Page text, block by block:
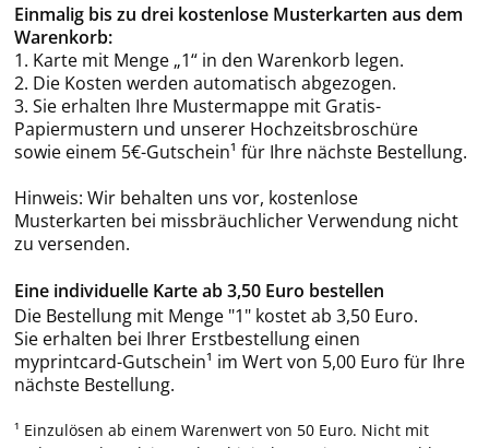
Einmalig bis zu drei kostenlose Musterkarten aus dem
Warenkorb:
1. Karte mit Menge „1“ in den Warenkorb legen.
2. Die Kosten werden automatisch abgezogen.
3. Sie erhalten Ihre Mustermappe mit Gratis-
Papiermustern und unserer Hochzeitsbroschüre
sowie einem 5€-Gutschein¹ für Ihre nächste Bestellung.
Hinweis: Wir behalten uns vor, kostenlose
Musterkarten bei missbräuchlicher Verwendung nicht
zu versenden.
Eine individuelle Karte ab 3,50 Euro bestellen
Die Bestellung mit Menge "1" kostet ab 3,50 Euro.
Sie erhalten bei Ihrer Erstbestellung einen
myprintcard-Gutschein¹ im Wert von 5,00 Euro für Ihre
nächste Bestellung.
¹ Einzulösen ab einem Warenwert von 50 Euro. Nicht mit